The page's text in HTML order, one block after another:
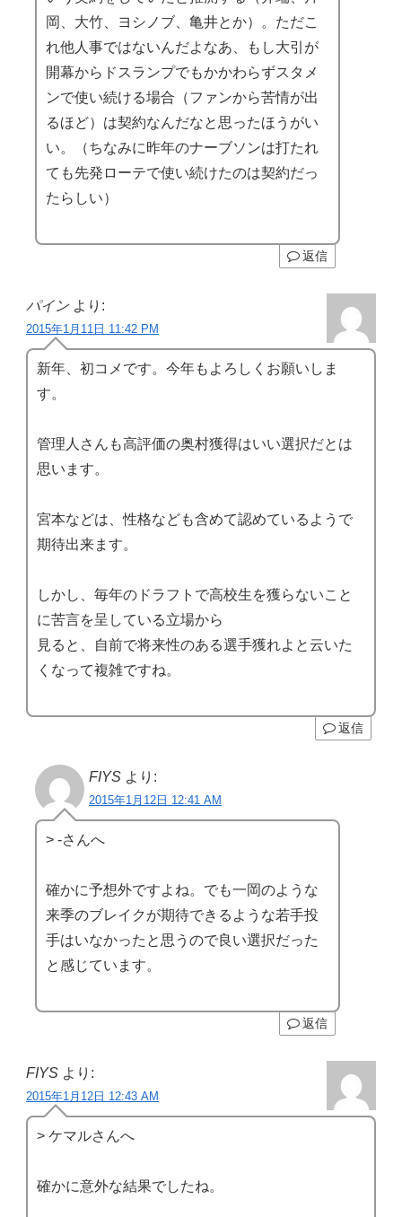
岡、大竹、ヨシノブ、亀井とか）。ただこ
れ他人事ではないんだよなあ、もし大引が
開幕からドスランプでもかかわらずスタメ
ンで使い続ける場合（ファンから苦情が出
るほど）は契約なんだなと思ったほうがい
い。（ちなみに昨年のナーブソンは打たれ
ても先発ローテで使い続けたのは契約だっ
たらしい）
返信
パイン より:
2015年1月11日 11:42 PM
新年、初コメです。今年もよろしくお願いしま
す。
管理人さんも高評価の奥村獲得はいい選択だとは
思います。
宮本などは、性格なども含めて認めているようで
期待出来ます。
しかし、毎年のドラフトで高校生を獲らないこと
に苦言を呈している立場から
見ると、自前で将来性のある選手獲れよと云いた
くなって複雑ですね。
返信
FIYS より:
2015年1月12日 12:41 AM
> -さんへ
確かに予想外ですよね。でも一岡のような
来季のブレイクが期待できるような若手投
手はいなかったと思うので良い選択だった
と感じています。
返信
FIYS より:
2015年1月12日 12:43 AM
> ケマルさんへ
確かに意外な結果でしたね。